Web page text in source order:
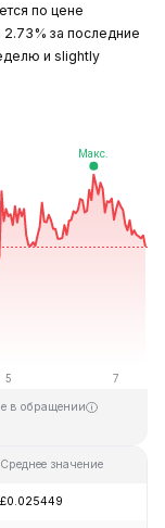
по цене
за последние
и slightly
в обращении
Среднее значение
£0.025449